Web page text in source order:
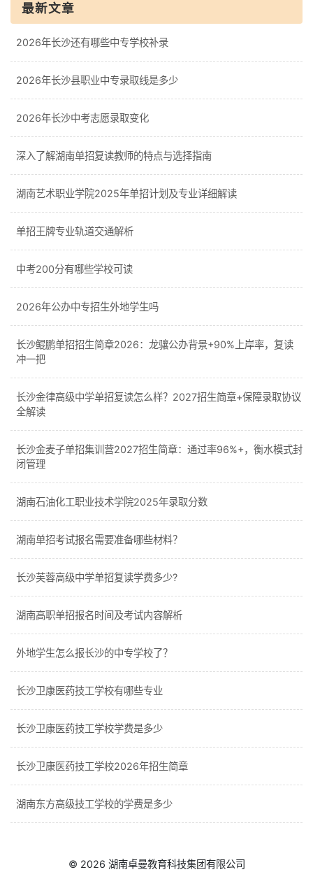
最新文章
2026年长沙还有哪些中专学校补录
2026年长沙县职业中专录取线是多少
2026年长沙中考志愿录取变化
深入了解湖南单招复读教师的特点与选择指南
湖南艺术职业学院2025年单招计划及专业详细解读
单招王牌专业轨道交通解析
中考200分有哪些学校可读
2026年公办中专招生外地学生吗
长沙鲲鹏单招招生简章2026：龙骧公办背景+90%上岸率，复读
冲一把
长沙金律高级中学单招复读怎么样？2027招生简章+保障录取协议
全解读
长沙金麦子单招集训营2027招生简章：通过率96%+，衡水模式封
闭管理
湖南石油化工职业技术学院2025年录取分数
湖南单招考试报名需要准备哪些材料？
长沙芙蓉高级中学单招复读学费多少?
湖南高职单招报名时间及考试内容解析
外地学生怎么报长沙的中专学校了？
长沙卫康医药技工学校有哪些专业
长沙卫康医药技工学校学费是多少
长沙卫康医药技工学校2026年招生简章
湖南东方高级技工学校的学费是多少
© 2026 湖南卓曼教育科技集团有限公司